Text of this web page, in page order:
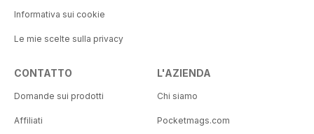
Informativa sui cookie
Le mie scelte sulla privacy
CONTATTO
Domande sui prodotti
Affiliati
L'AZIENDA
Chi siamo
Pocketmags.com